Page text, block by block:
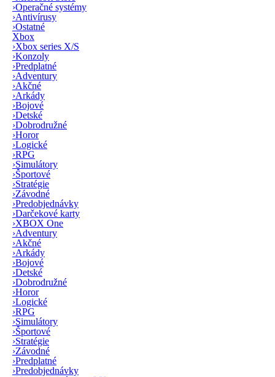
›Operačné systémy
›Antivírusy
›Ostatné
Xbox
›Xbox series X/S
›Konzoly
›Predplatné
›Adventury
›Akčné
›Arkády
›Bojové
›Detské
›Dobrodružné
›Horor
›Logické
›RPG
›Simulátory
›Športové
›Stratégie
›Závodné
›Predobjednávky
›Darčekové karty
›XBOX One
›Adventury
›Akčné
›Arkády
›Bojové
›Detské
›Dobrodružné
›Horor
›Logické
›RPG
›Simulátory
›Športové
›Stratégie
›Závodné
›Predplatné
›Predobjednávky